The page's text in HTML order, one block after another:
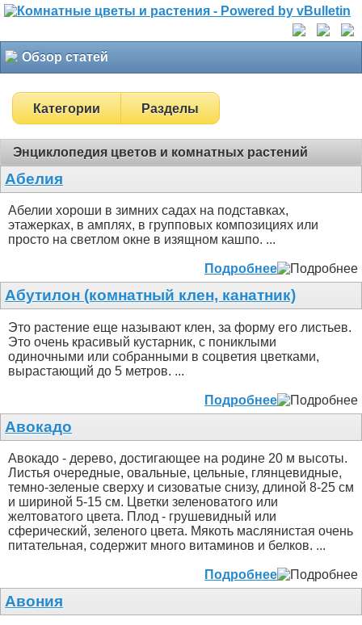
Обзор статей
Категории Разделы
Энциклопедия цветов и комнатных растений
Абелия
Абелии хороши в зимних садах на подставках,
этажерках, в амплях, в групповых композициях или
просто на светлом окне в изящном кашпо. ...
Подробнее
Абутилон (комнатный клен, канатник)
Это растение еще называют клен, за форму его листьев.
Это очень красивый кустарник, с пониклыми
одиночными или собранными в соцветия цветками,
вырастающий до 5 метров. ...
Подробнее
Авокадо
Авокадо - дерево, достигающее на родине 20 м высоты.
Листья очередные, овальные, цельные, глянцевидные,
темно-зеленые сверху и сизоватые снизу, длиной 8-25 см
и шириной 5-15 см. Цветки зеленоватого или
желтоватого цвета. Плод - грушевидный или
сферический, зеленого цвета. Мякоть маслянистая очень
питательная, содержит много витаминов и белков. ...
Подробнее
Авония